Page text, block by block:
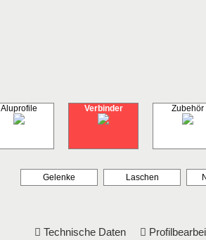
Aluprofile Verbinder Zubehör
Gelenke Laschen
Technische Daten